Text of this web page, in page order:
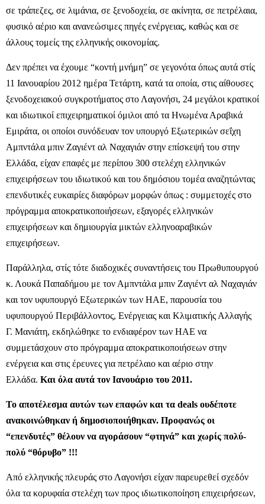
σε τράπεζες, σε λιμάνια, σε ξενοδοχεία, σε ακίνητα, σε πετρέλαια,
φυσικό αέριο και ανανεώσιμες πηγές ενέργειας, καθώς και σε
άλλους τομείς της ελληνικής οικονομίας.
Δεν πρέπει να έχουμε “κοντή μνήμη” σε γεγονότα όπως αυτά στίς
11 Ιανουαρίου 2012 ημέρα Τετάρτη, κατά τα οποία, στις αίθουσες
ξενοδοχειακού συγκροτήματος στο Λαγονήσι, 24 μεγάλοι κρατικοί
και ιδιωτικοί επιχειρηματικοί όμιλοι από τα Ηνωμένα Αραβικά
Εμιράτα, οι οποίοι συνόδευαν τον υπουργό Εξωτερικών σεΐχη
Αμπντάλα μπιν Ζαγιέντ αλ Ναχαγιάν στην επίσκεψή του στην
Ελλάδα, είχαν επαφές με περίπου 300 στελέχη ελληνικών
επιχειρήσεων του ιδιωτικού και του δημόσιου τομέα αναζητώντας
επενδυτικές ευκαιρίες διαφόρων μορφών όπως : συμμετοχές στο
πρόγραμμα αποκρατικοποιήσεων, εξαγορές ελληνικών
επιχειρήσεων και δημιουργία μικτών ελληνοαραβικών
επιχειρήσεων.
Παράλληλα, στίς τότε διαδοχικές συναντήσεις του Πρωθυπουργού
κ. Λουκά Παπαδήμου με τον Αμπντάλα μπιν Ζαγιέντ αλ Ναχαγιάν
και τον υφυπουργό Εξωτερικών των ΗΑΕ, παρουσία του
υφυπουργού Περιβάλλοντος, Ενέργειας και Κλιματικής Αλλαγής
Γ. Mανιάτη, εκδηλώθηκε το ενδιαφέρον των ΗΑΕ να
συμμετάσχουν στο πρόγραμμα αποκρατικοποιήσεων στην
ενέργεια και στις έρευνες για πετρέλαιο και αέριο στην
Ελλάδα. Και όλα αυτά τον Ιανουάριο του 2011.
Το αποτέλεσμα αυτών των επαφών και τα deals ουδέποτε
ανακοινώθηκαν ή δημοσιοποιήθηκαν. Προφανώς οι
“επενδυτές” θέλουν να αγοράσουν “φτηνά” και χωρίς πολύ-
πολύ “θόρυβο” !!!
Από ελληνικής πλευράς στο Λαγονήσι είχαν παρευρεθεί σχεδόν
όλα τα κορυφαία στελέχη των προς ιδιωτικοποίηση επιχειρήσεων,